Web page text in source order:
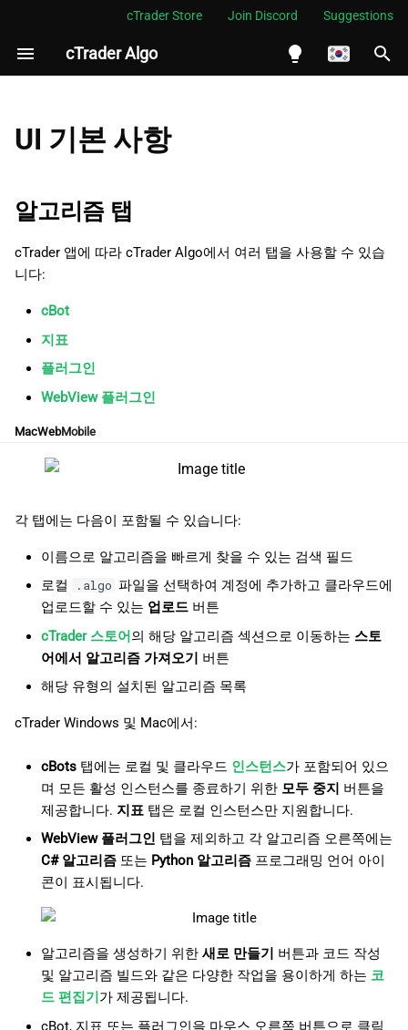
cTrader Store Join Discord Suggestions
cTrader Algo
Melayu
검
초알고리즘 탭
빌드 결과
클라우드 보기
UI 기본 사항
알고리즘 탭
cTrader 앱에 따라 cTrader Algo에서 여러 탭을 사용할 수 있습
니다:
cBot
지표
플러그인
WebView 플러그인
MacWebMobile
각 탭에는 다음이 포함될 수 있습니다:
이름으로 알고리즘을 빠르게 찾을 수 있는 검색 필드
로컬
.algo 파일을 선택하여 계정에 추가하고 클라우드에
업로드할 수 있는 업로드버튼
cTrader 스토어의 해당 알고리즘 섹션으로 이동하는 스토
어에서 알고리즘 가져오기 버튼
해당 유형의 설치된 알고리즘 목록
cTrader Windows 및 Mac에서:
cBots탭에는 로컬 및 클라우드 인스턴스가 포함되어 있으
며 모든 활성 인스턴스를 종료하기 위한 모두 중지 버튼을
제공합니다. 지표 탭은 로컬 인스턴스만 지원합니다.
WebView 플러그인 탭을 제외하고 각 알고리즘 오른쪽에는
C# 알고리즘또는 Python 알고리즘프로그래밍 언어 아이
콘이 표시됩니다.
알고리즘을 생성하기 위한 새로 만들기 버튼과 코드 작성
및 알고리즘 빌드와 같은 다양한 작업을 용이하게 하는 코
드 편집기가 제공됩니다.
cBot, 지표 또는 플러그인을 마우스 오른쪽 버튼으로 클릭